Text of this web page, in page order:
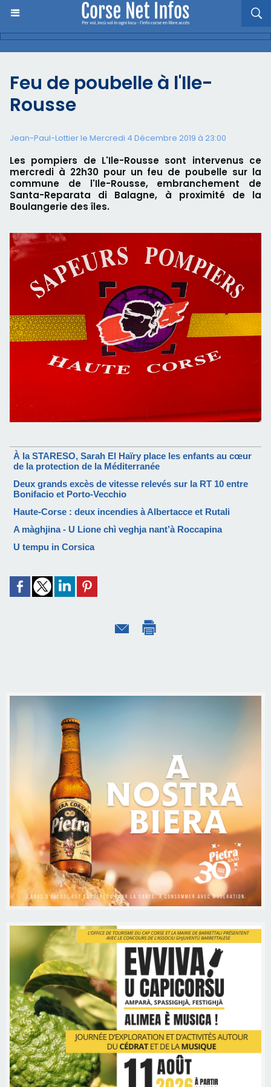
Feu de poubelle à l'Ile-
Rousse
Jean-Paul-Lottier le Mercredi 4 Décembre 2019 à 23:00
Les pompiers de L'Ile-Rousse sont intervenus ce
mercredi à 22h30 pour un feu de poubelle sur la
commune de l'Ile-Rousse, embranchement de
Santa-Reparata di Balagne, à proximité de la
Boulangerie des îles.
À la STARESO, Sarah El Haïry place les enfants au cœur
de la protection de la Méditerranée
Deux grands excès de vitesse relevés sur la RT 10 entre
Bonifacio et Porto-Vecchio
Haute-Corse : deux incendies à Albertacce et Rutali
A màghjina - U Lione chì veghja nant’à Roccapina
U tempu in Corsica